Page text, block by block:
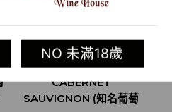
NO 未滿18歲
2015 美國紅酒
RUTHERFORD
CABERNET
SAUVIGNON (知名葡萄